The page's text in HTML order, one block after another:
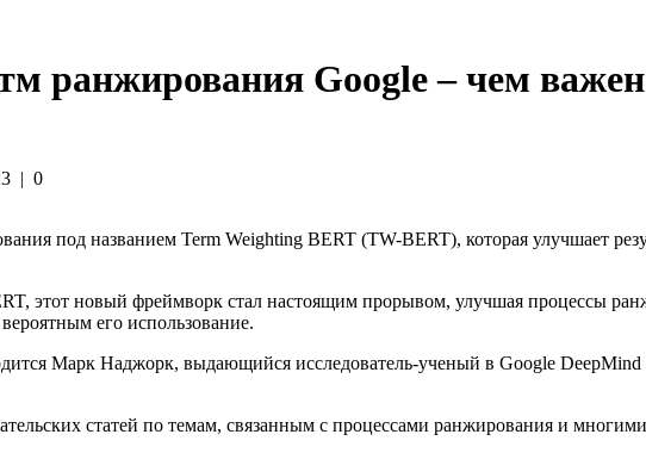
ранжирования Google – чем
| 0
под названием Term Weighting BERT (TW-BERT), которая улучшает
этот новый фреймворк стал настоящим прорывом, улучшая процессы
его использование.
Марк Наджорк, выдающийся исследователь-ученый в Google
статей по темам, связанным с процессами ранжирования и